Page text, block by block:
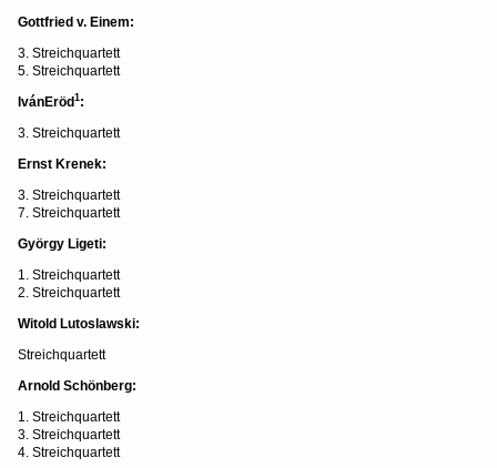
Gottfried v. Einem:
3. Streichquartett
5. Streichquartett
IvánEröd1:
3. Streichquartett
Ernst Krenek:
3. Streichquartett
7. Streichquartett
György Ligeti:
1. Streichquartett
2. Streichquartett
Witold Lutoslawski:
Streichquartett
Arnold Schönberg:
1. Streichquartett
3. Streichquartett
4. Streichquartett